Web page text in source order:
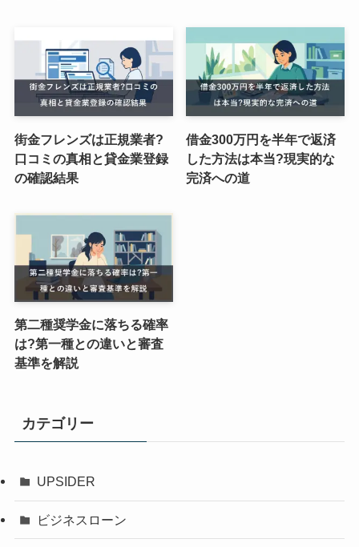
街金フレンズは正規業者?
口コミの真相と貸金業登録
の確認結果
借金300万円を半年で返済
した方法は本当?現実的な
完済への道
第二種奨学金に落ちる確率
は?第一種との違いと審査
基準を解説
カテゴリー
UPSIDER
ビジネスローン